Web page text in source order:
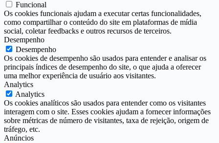
Funcional
Os cookies funcionais ajudam a executar certas funcionalidades,
como compartilhar o conteúdo do site em plataformas de mídia
social, coletar feedbacks e outros recursos de terceiros.
Desempenho
Desempenho
Os cookies de desempenho são usados para entender e analisar os
principais índices de desempenho do site, o que ajuda a oferecer
uma melhor experiência de usuário aos visitantes.
Analytics
Analytics
Os cookies analíticos são usados para entender como os visitantes
interagem com o site. Esses cookies ajudam a fornecer informações
sobre métricas de número de visitantes, taxa de rejeição, origem de
tráfego, etc.
Anúncios